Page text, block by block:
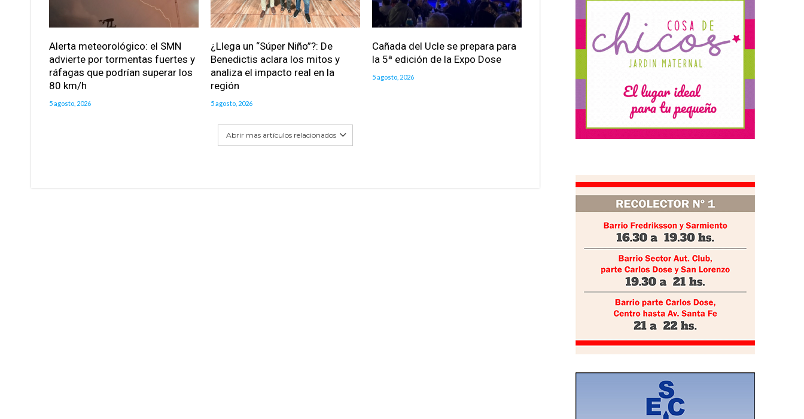
Alerta meteorológico: el SMN
advierte por tormentas fuertes y
ráfagas que podrían superar los
80 km/h
5 agosto, 2026
¿Llega un “Súper Niño”?: De
Benedictis aclara los mitos y
analiza el impacto real en la
región
5 agosto, 2026
Cañada del Ucle se prepara para
la 5ª edición de la Expo Dose
5 agosto, 2026
Abrir mas artículos relacionados